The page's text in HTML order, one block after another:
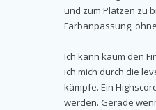
und zum Platzen zu
Farbanpassung,
Ich kann kaum den
ich mich durch die
kämpfe. Ein
werden. Gerade